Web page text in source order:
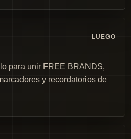
LUEGO
para unir FREE BRANDS,
y recordatorios de